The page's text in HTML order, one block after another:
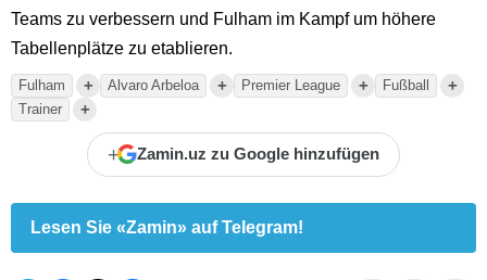
Teams zu verbessern und Fulham im Kampf um höhere
Tabellenplätze zu etablieren.
Fulham + Alvaro Arbeloa + Premier League + Fußball +
Trainer +
+ Zamin.uz zu Google hinzufügen
Lesen Sie «Zamin» auf Telegram!